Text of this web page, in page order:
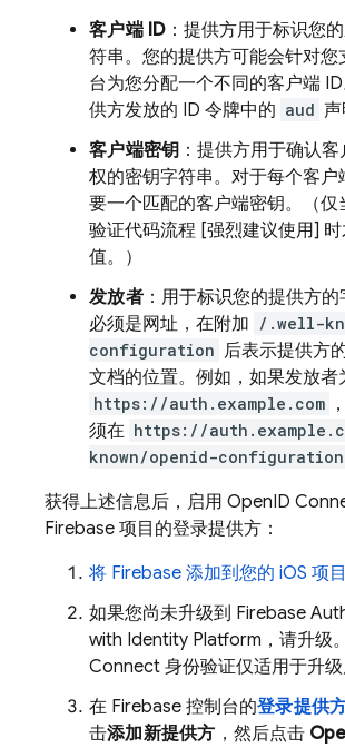
客户端 ID：提供方用于标识您
符串。您的提供方可能会针对您
台为您分配一个不同的客户端
供方发放的 ID 令牌中的 aud 声
客户端密钥 ：提供方用于确认
权的密钥字符串。对于每个客户
要一个匹配的客户端密钥。（仅
验证代码流程 [强烈建议使用]
值。）
发放者：用于标识您的提供方
必须是网址，在附加 /.well-
configuration 后表示提供方
文档的位置。例如，如果发放者
https://auth.example.com
须在 https://
known/openid-configuration
获得上述信息后，启用 OpenID
Firebase 项目的登录提供方：
将 Firebase 添加到您的 iOS 项目
如果您尚未升级到 Firebase
with Identity Platform ，请升级
Connect 身份验证仅适用于升级
在 Firebase 控制台的登录提供
击添加新提供方 ，然后点击